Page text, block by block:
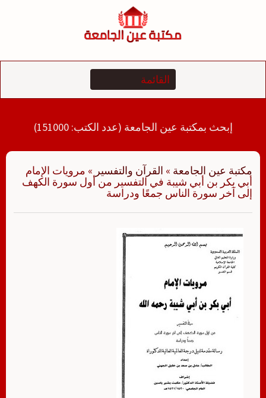
إبحث بمكتبة عين الجامعة (عدد الكتب: 151000)
مكتبة عين الجامعة » القرآن والتفسير » مرويات الإمام
أبي بكر بن أبي شيبة في التفسير من أول سورة الكهف
إلى آخر سورة الناس جمعًا ودراسة